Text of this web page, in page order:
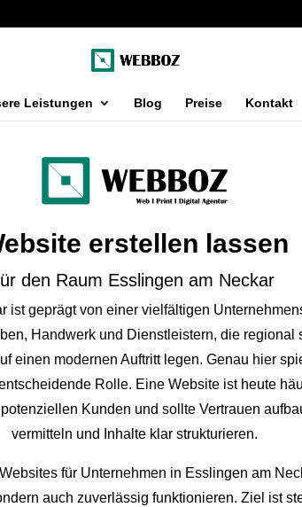
Leistungen Blog Preise Kontakt
erstellen lassen
den Raum Esslingen am Neckar
ist geprägt von einer vielfältigen
Handwerk und Dienstleistern, die regional
einen modernen Auftritt legen. Genau hier
Rolle. Eine Website ist heute
Kunden und sollte Vertrauen
vermitteln und Inhalte klar strukturieren.
für Unternehmen in Esslingen am
auch zuverlässig funktionieren. Ziel ist